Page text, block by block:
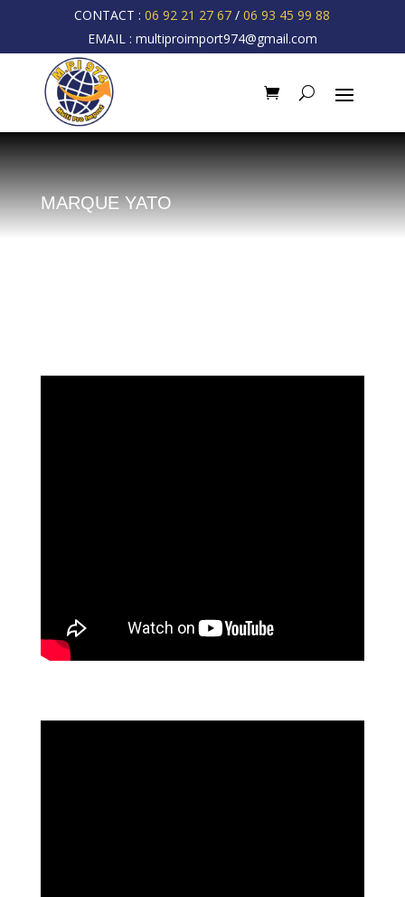
CONTACT :06 92 21 27 67 /06 93 45 99 88
EMAIL : multiproimport974@gmail.com
MARQUE YATO